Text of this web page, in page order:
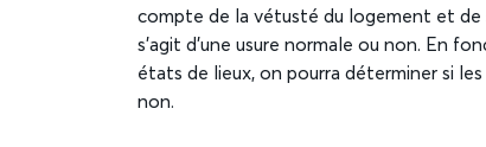
compte de la vétusté du logement et de
s’agit d’une usure normale ou non. En
états de lieux, on pourra déterminer si
non.